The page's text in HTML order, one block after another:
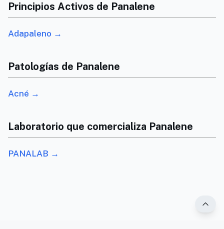
Principios Activos de Panalene
Adapaleno →
Patologías de Panalene
Acné →
Laboratorio que comercializa Panalene
PANALAB →